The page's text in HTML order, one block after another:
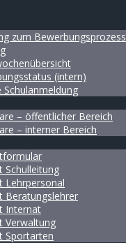
zum Bewerbungsprozess
(intern)
Schulanmeldung
– öffentlicher Bereich
– interner Bereich
Schulleitung
Lehrpersonal
Beratungslehrer
Internat
Verwaltung
Sportarten